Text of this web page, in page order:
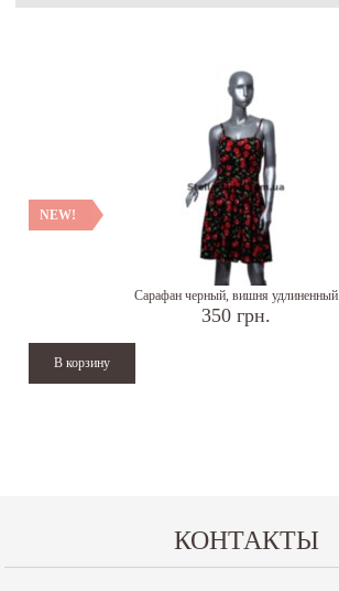
NEW!
Сарафан черный, вишня удлиненный
350 грн.
КОНТАКТЫ